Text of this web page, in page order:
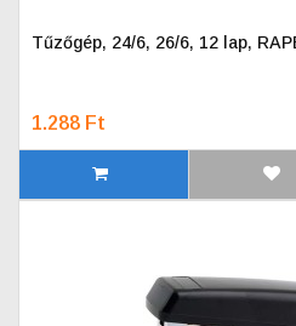
Tűzőgép, 24/6, 26/6, 12 lap,
1.288 Ft